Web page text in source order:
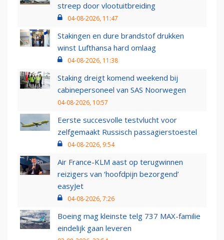
streep door vlootuitbreiding
04-08-2026, 11:47
Stakingen en dure brandstof drukken
winst Lufthansa hard omlaag
04-08-2026, 11:38
Staking dreigt komend weekend bij
cabinepersoneel van SAS Noorwegen
04-08-2026, 10:57
Eerste succesvolle testvlucht voor
zelfgemaakt Russisch passagierstoestel
04-08-2026, 9:54
Air France-KLM aast op terugwinnen
reizigers van ‘hoofdpijn bezorgend’
easyJet
04-08-2026, 7:26
Boeing mag kleinste telg 737 MAX-familie
eindelijk gaan leveren